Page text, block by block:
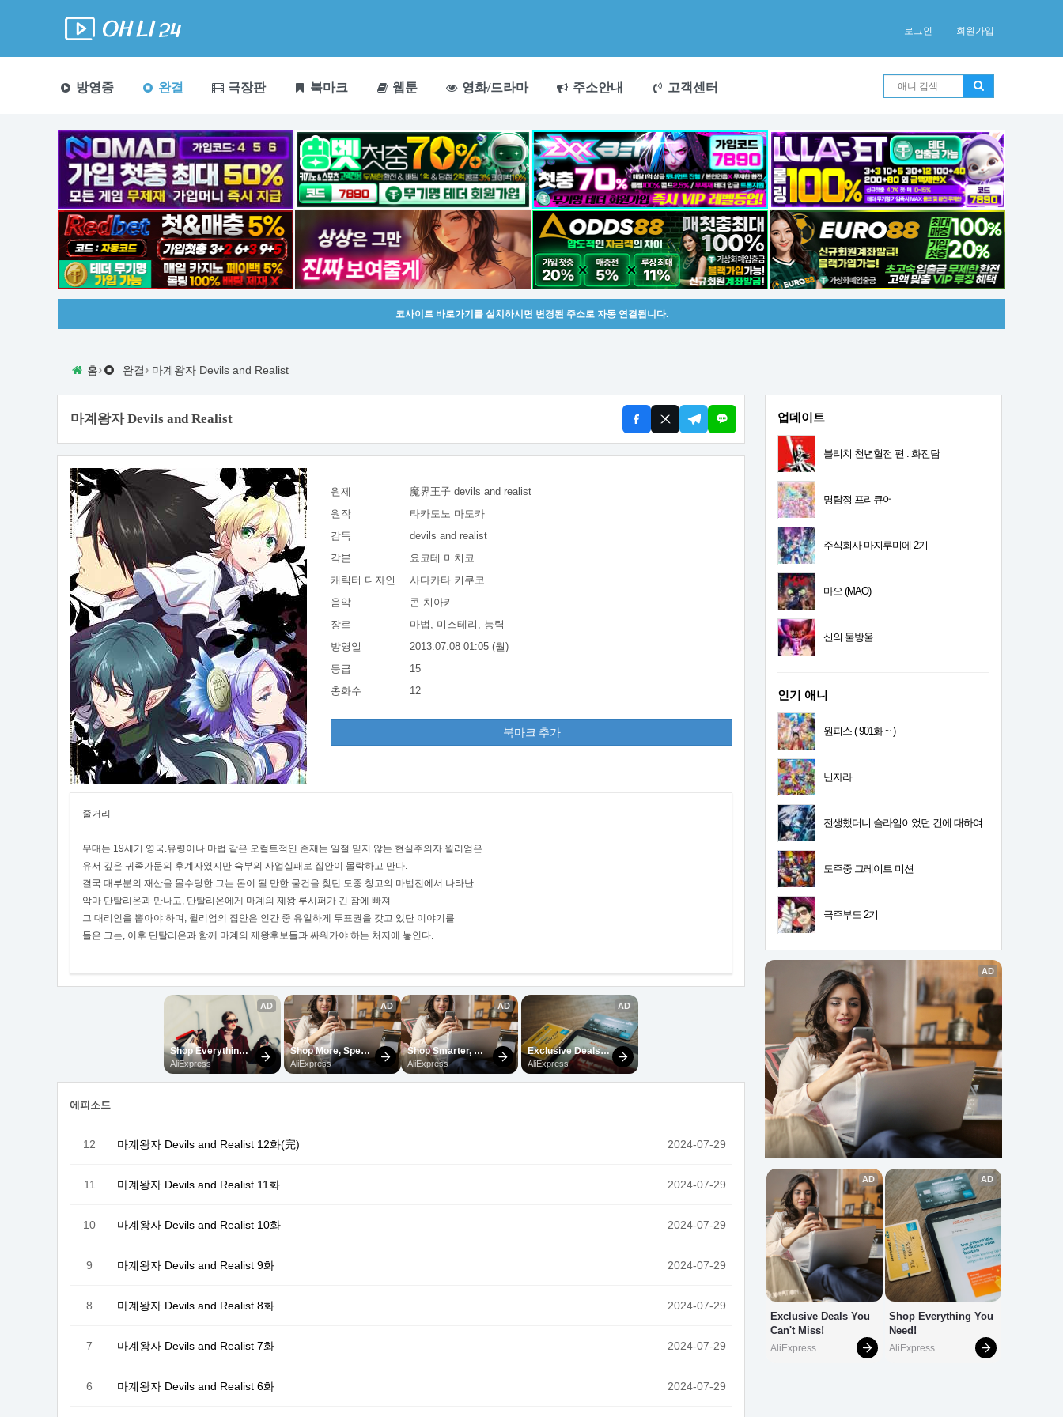
로그인 회원가입
방영중 완결 극장판 북마크 웹툰 영화/드라마 주소안내 고객센터
코사이트 바로가기를 설치하시면 변경된 주소로 자동 연결됩니다.
홈› 완결› 마계왕자 Devils and Realist
마계왕자 Devils and Realist
원제
魔界王子 devils and realist
원작
타카도노 마도카
감독
devils and realist
각본
요코테 미치코
캐릭터 디자인
사다카타 키쿠코
음악
콘 치아키
장르
마법, 미스테리, 능력
방영일
2013.07.08 01:05 (월)
등급
15
총화수
12
북마크 추가
줄거리
무대는 19세기 영국.유령이나 마법 같은 오컬트적인 존재는 일절 믿지 않는 현실주의자 윌리엄은
유서 깊은 귀족가문의 후계자였지만 숙부의 사업실패로 집안이 몰락하고 만다.
결국 대부분의 재산을 몰수당한 그는 돈이 될 만한 물건을 찾던 도중 창고의 마법진에서 나타난
악마 단탈리온과 만나고, 단탈리온에게 마계의 제왕 루시퍼가 긴 잠에 빠져
그 대리인을 뽑아야 하며, 윌리엄의 집안은 인간 중 유일하게 투표권을 갖고 있단 이야기를
들은 그는, 이후 단탈리온과 함께 마계의 제왕후보들과 싸워가야 하는 처지에 놓인다.
에피소드
12 마계왕자 Devils and Realist 12화(完) 2024-07-29
11 마계왕자 Devils and Realist 11화 2024-07-29
10 마계왕자 Devils and Realist 10화 2024-07-29
9 마계왕자 Devils and Realist 9화 2024-07-29
8 마계왕자 Devils and Realist 8화 2024-07-29
7 마계왕자 Devils and Realist 7화 2024-07-29
6 마계왕자 Devils and Realist 6화 2024-07-29
업데이트
블리치 천년혈전 편 : 화진담
명탐정 프리큐어
주식회사 마지루미에 2기
마오 (MAO)
신의 물방울
인기 애니
원피스 ( 901화 ~ )
닌자라
전생했더니 슬라임이었던 건에 대하여
도주중 그레이트 미션
극주부도 2기